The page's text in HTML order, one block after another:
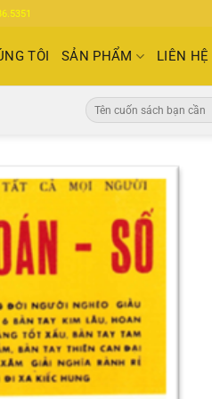
TÔI SẢN PHẨM LIÊN HỆ
Tìm
kiếm: